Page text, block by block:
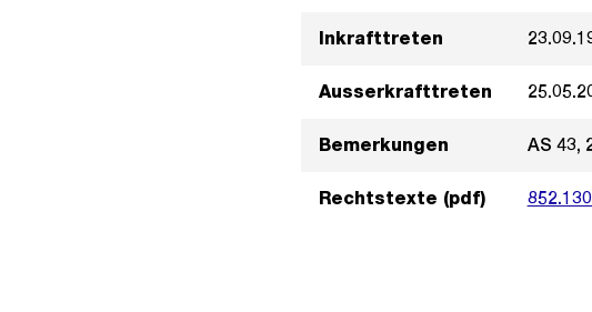
Inkrafttreten
Ausserkrafttreten
Bemerkungen AS 43,
Rechtstexte (pdf)